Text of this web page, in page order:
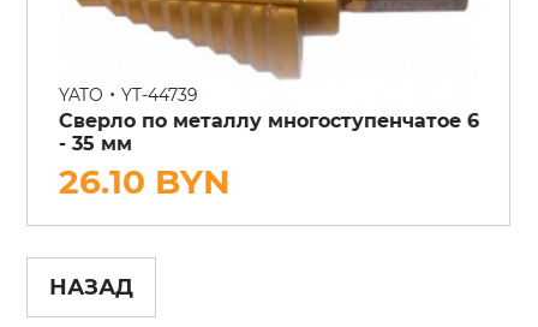
YATO • YT-44739
Сверло по металлу многоступенчатое 6
- 35 мм
26.10 BYN
НАЗАД